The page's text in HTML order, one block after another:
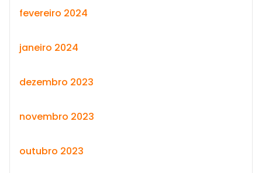
fevereiro 2024
janeiro 2024
dezembro 2023
novembro 2023
outubro 2023